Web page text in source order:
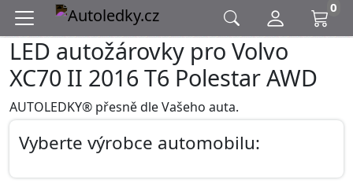
0
LED autožárovky pro Volvo
XC70 II 2016 T6 Polestar AWD
AUTOLEDKY® přesně dle Vašeho auta.
Vyberte výrobce automobilu: